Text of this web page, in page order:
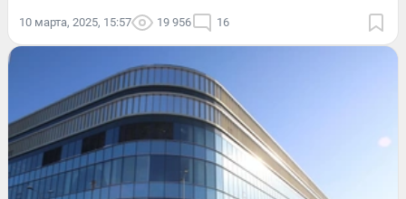
10 марта, 2025, 15:57 19 956 16